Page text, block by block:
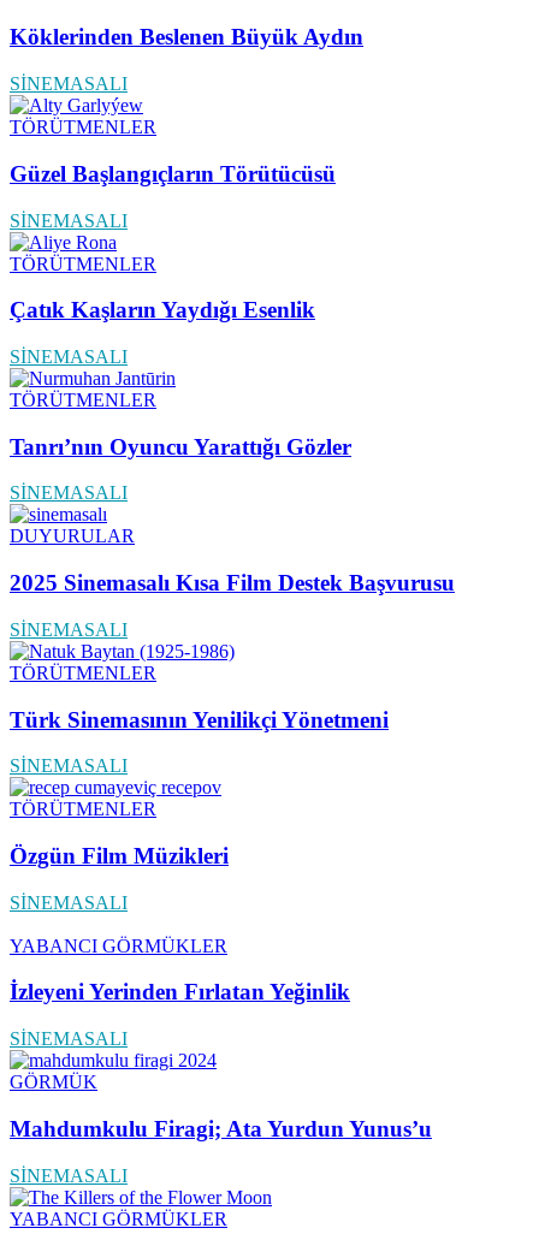
Köklerinden Beslenen Büyük Aydın
SİNEMASALI
TÖRÜTMENLER
Güzel Başlangıçların Törütücüsü
SİNEMASALI
TÖRÜTMENLER
Çatık Kaşların Yaydığı Esenlik
SİNEMASALI
TÖRÜTMENLER
Tanrı’nın Oyuncu Yarattığı Gözler
SİNEMASALI
DUYURULAR
2025 Sinemasalı Kısa Film Destek Başvurusu
SİNEMASALI
TÖRÜTMENLER
Türk Sinemasının Yenilikçi Yönetmeni
SİNEMASALI
TÖRÜTMENLER
Özgün Film Müzikleri
SİNEMASALI
YABANCI GÖRMÜKLER
İzleyeni Yerinden Fırlatan Yeğinlik
SİNEMASALI
GÖRMÜK
Mahdumkulu Firagi; Ata Yurdun Yunus’u
SİNEMASALI
YABANCI GÖRMÜKLER